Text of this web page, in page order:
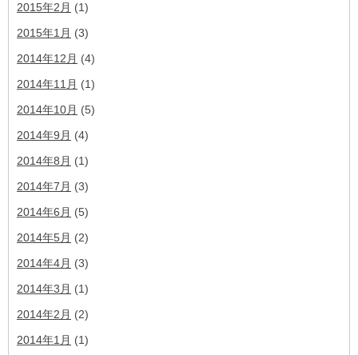
2015年2月 (1)
2015年1月 (3)
2014年12月 (4)
2014年11月 (1)
2014年10月 (5)
2014年9月 (4)
2014年8月 (1)
2014年7月 (3)
2014年6月 (5)
2014年5月 (2)
2014年4月 (3)
2014年3月 (1)
2014年2月 (2)
2014年1月 (1)